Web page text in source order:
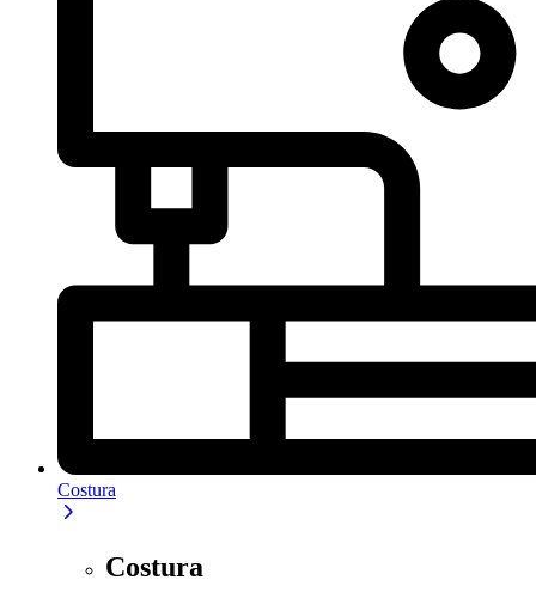
Costura
Costura